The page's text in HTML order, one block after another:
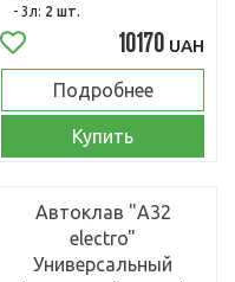
- 3л: 2 шт.
10170 UAH
Подробнее
Купить
Автоклав "А32
electro"
Универсальный